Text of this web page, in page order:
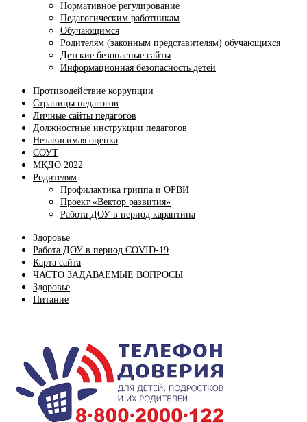
Нормативное регулирование
Педагогическим работникам
Обучающимся
Родителям (законным представителям) обучающихся
Детские безопасные сайты
Информационная безопасность детей
Противодействие коррупции
Страницы педагогов
Личные сайты педагогов
Должностные инструкции педагогов
Независимая оценка
СОУТ
МКДО 2022
Родителям
Профилактика гриппа и ОРВИ
Проект «Вектор развития»
Работа ДОУ в период карантина
Здоровье
Работа ДОУ в период COVID-19
Карта сайта
ЧАСТО ЗАДАВАЕМЫЕ ВОПРОСЫ
Здоровье
Питание